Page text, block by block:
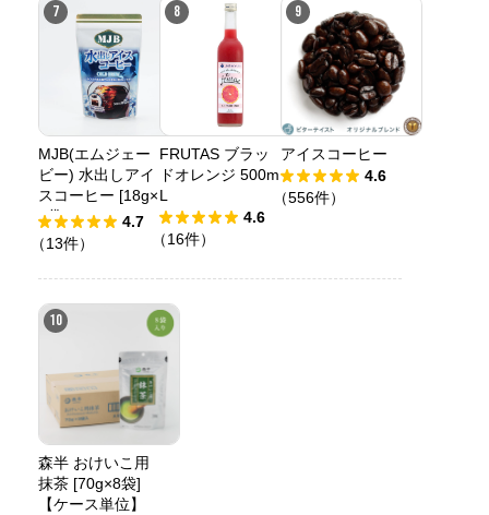
7
MJB(エムジェー
ビー) 水出しアイ
スコーヒー [18g×
6袋]
4.7
（13件）
8
FRUTAS ブラッ
ドオレンジ 500m
L
4.6
（16件）
9
アイスコーヒー
4.6
（556件）
10
森半 おけいこ用
抹茶 [70g×8袋]
【ケース単位】